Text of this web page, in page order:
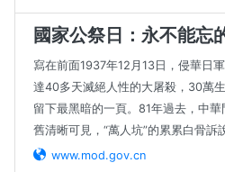
國家公祭日：永不能忘
寫在前面1937年12月13日，侵華日
達40多天滅絕人性的大屠殺，30萬
留下最黑暗的一頁。81年過去，中
舊清晰可見，“萬人坑”的累累白骨
www.mod.gov.cn